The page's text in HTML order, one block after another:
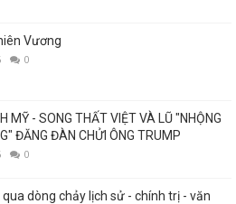
Vương
0
MỸ - SONG THẤT VIỆT VÀ LŨ "NHỘNG
ĐĂNG ĐÀN CHỬI ÔNG TRUMP
0
qua dòng chảy lịch sử - chính trị - văn